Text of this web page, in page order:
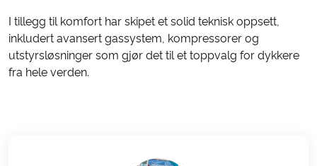
I tillegg til komfort har skipet et solid teknisk oppsett,
inkludert avansert gassystem, kompressorer og
utstyrsløsninger som gjør det til et toppvalg for dykkere
fra hele verden.